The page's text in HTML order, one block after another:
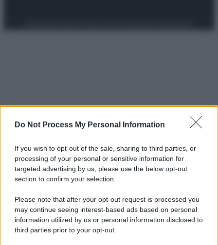
Do Not Process My Personal Information
If you wish to opt-out of the sale, sharing to third parties, or
processing of your personal or sensitive information for
targeted advertising by us, please use the below opt-out
section to confirm your selection.
Please note that after your opt-out request is processed you
may continue seeing interest-based ads based on personal
information utilized by us or personal information disclosed to
third parties prior to your opt-out.